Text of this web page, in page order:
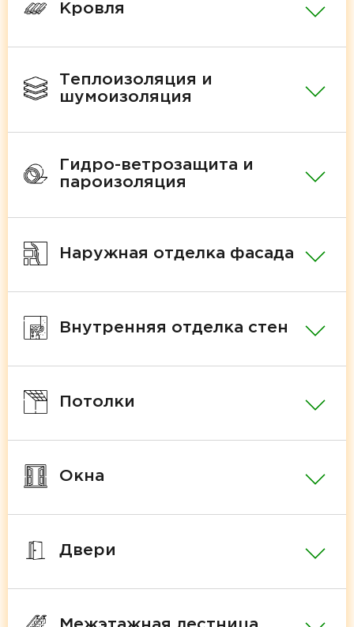
Кровля
Теплоизоляция и
шумоизоляция
Гидро-ветрозащита и
пароизоляция
Наружная отделка фасада
Внутренняя отделка стен
Потолки
Окна
Двери